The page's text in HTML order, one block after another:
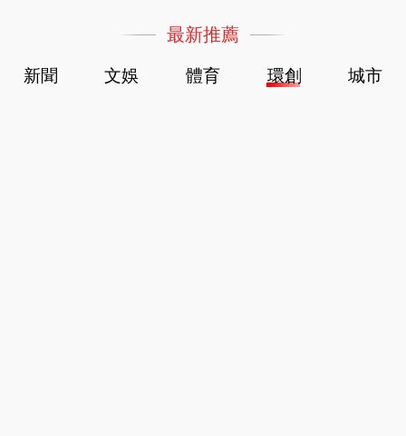
最新推薦
新聞 文娛 體育 環創 城市